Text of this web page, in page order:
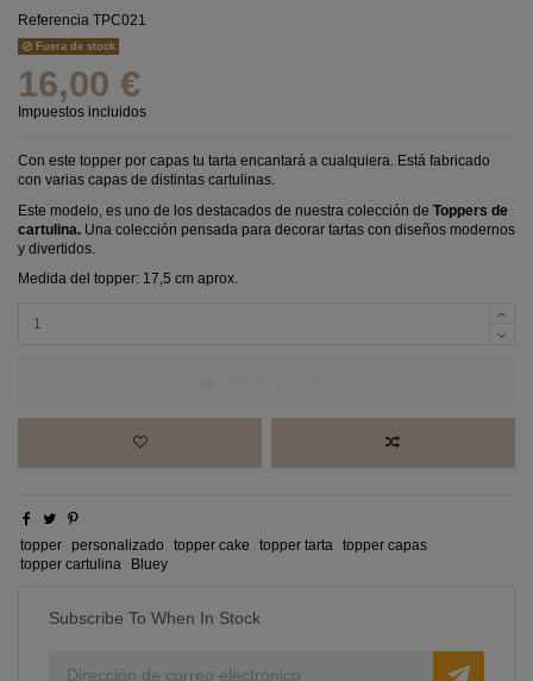
Referencia TPC021
Fuera de stock
16,00 €
Impuestos incluidos
Con este topper por capas tu tarta encantará a cualquiera. Está fabricado
con varias capas de distintas cartulinas.
Este modelo, es uno de los destacados de nuestra colección de Toppers de
cartulina. Una colección pensada para decorar tartas con diseños modernos
y divertidos.
Medida del topper: 17,5 cm aprox.
topper personalizado topper cake topper tarta topper capas
topper cartulina
Bluey
Subscribe To When In Stock